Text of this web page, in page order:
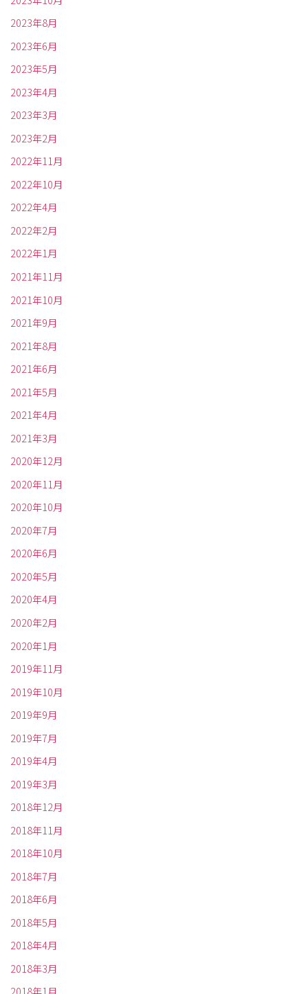
2023年8月
2023年6月
2023年5月
2023年4月
2023年3月
2023年2月
2022年11月
2022年10月
2022年4月
2022年2月
2022年1月
2021年11月
2021年10月
2021年9月
2021年8月
2021年6月
2021年5月
2021年4月
2021年3月
2020年12月
2020年11月
2020年10月
2020年7月
2020年6月
2020年5月
2020年4月
2020年2月
2020年1月
2019年11月
2019年10月
2019年9月
2019年7月
2019年4月
2019年3月
2018年12月
2018年11月
2018年10月
2018年7月
2018年6月
2018年5月
2018年4月
2018年3月